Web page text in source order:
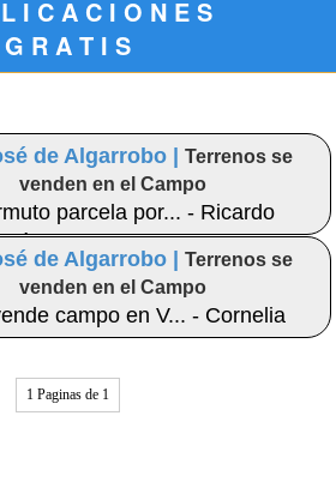
I C A C I O N E S
G R A T I S
de Algarrobo |
Terrenos se
venden en el Campo
parcela por... - Ricardo
Retamal
de Algarrobo |
Terrenos se
venden en el Campo
campo en V... - Cornelia
1 Paginas de 1